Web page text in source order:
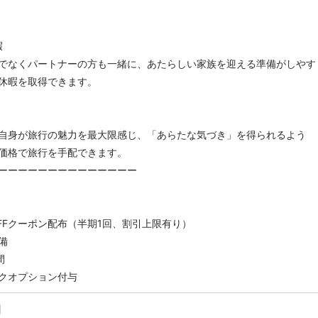
なくパートナーの方も一緒に、あたらしい家族を迎える準備がしやす
暇を取得できます。
身が旅行の魅力を最大限感じ、「あらたな気づき」を得られるよう
格で旅行を手配できます。
ーーーーーーーーーーーーー
クーポン配布（半期1回、割引上限有り）
オプション付与